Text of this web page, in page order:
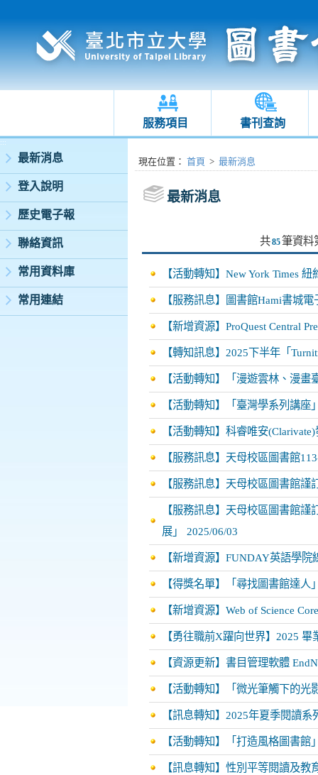
服務項目 書刊查詢
:::
最新消息
登入說明
歷史電子報
聯絡資訊
常用資料庫
常用連結
:::現在位置 ： 首頁 > 最新消息
最新消息
共85筆資料
【活動轉知】New York Times
【服務訊息】圖書館Hami書城
【新增資源】ProQuest Central
【轉知訊息】2025下半年「
【活動轉知】「漫遊雲林、漫
【活動轉知】「臺灣學系列講座
【活動轉知】科睿唯安
【服務訊息】天母校區圖書館
【服務訊息】天母校區圖書館
【服務訊息】天母校區圖書館
展」
2025/06/03
【新增資源】FUNDAY英語學院
【得獎名單】「尋找圖書館達人
【新增資源】Web of Science
【勇往職前X躍向世界】2025 畢
【資源更新】書目管理軟體
【活動轉知】「微光筆觸下的
【訊息轉知】2025年夏季閱讀系
【活動轉知】「打造風格圖書館
【訊息轉知】性別平等閱讀及教